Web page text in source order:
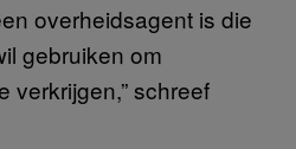
overheidsagent is die
gebruiken om
verkrijgen,” schreef